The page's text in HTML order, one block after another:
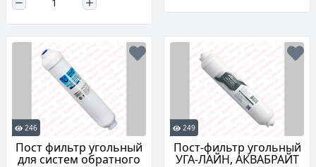
246
Пост фильтр угольный
для систем обратного
249
Пост-фильтр угольный
УГА-ЛАЙН, АКВАБРАЙТ